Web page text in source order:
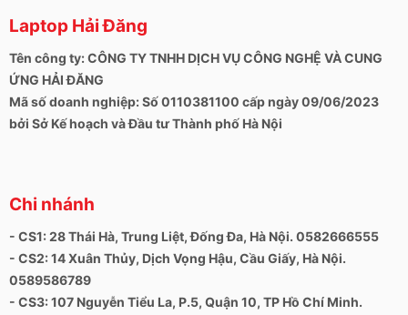
Laptop Hải Đăng
Tên công ty: CÔNG TY TNHH DỊCH VỤ CÔNG NGHỆ VÀ CUNG
ỨNG HẢI ĐĂNG
Mã số doanh nghiệp: Số 0110381100 cấp ngày 09/06/2023
bởi Sở Kế hoạch và Đầu tư Thành phố Hà Nội
Chi nhánh
- CS1: 28 Thái Hà, Trung Liệt, Đống Đa, Hà Nội. 0582666555
- CS2: 14 Xuân Thủy, Dịch Vọng Hậu, Cầu Giấy, Hà Nội.
0589586789
- CS3: 107 Nguyễn Tiểu La, P.5, Quận 10, TP Hồ Chí Minh.